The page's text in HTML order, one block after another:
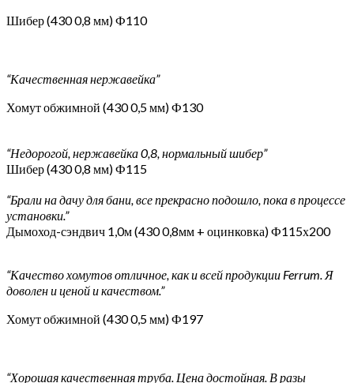
Шибер (430 0,8 мм) Ф110
“Качественная нержавейка”
Хомут обжимной (430 0,5 мм) Ф130
“Недорогой, нержавейка 0,8, нормальный шибер”
Шибер (430 0,8 мм) Ф115
“Брали на дачу для бани, все прекрасно подошло, пока в процессе
установки.”
Дымоход-сэндвич 1,0м (430 0,8мм + оцинковка) Ф115х200
“Качество хомутов отличное, как и всей продукции Ferrum. Я
доволен и ценой и качеством.”
Хомут обжимной (430 0,5 мм) Ф197
“Хорошая качественная труба. Цена достойная. В разы